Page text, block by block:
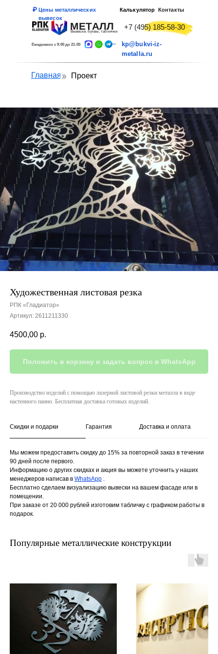
Цены металлических
вывесок
Калькулятор
Ежедневно с 9:00 до 21:00
+7 (495) 185-58-30
kp@bukvi-iz-
metalla.ru
Контакты
Вывески, буквы, таблички
МЕТАЛЛ
Главная Проект
Художественная листовая резка
РПК «Гладиатор»
Артикул: 2611211330
4500,00 р.
Положить в корзину и задать вопрос в WhatsApp
Производство изделий с помощью лазерной листовой резки металла в виде
настенного панно. Бесплатная доставка готовых изделий.
Скидки и подарки Гарантия Доставка и оплата
Мы можем предоставить скидку до 15% за повторной заказ в течении
90 дней после первого.
Информацию о других скидках и акция вы можете уточнить у наших
менеджеров написав в WhatsApp .
Бесплатно сделаем визуализацию вывески на вашем фасаде или в
помещении.
При заказе от 20 000 рублей изготовим табличку с графиком работы в
подарок.
Популярные металлические конструкции